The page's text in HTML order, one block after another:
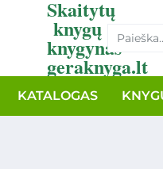
Skaitytų
knygų
knygynas
geraknyga.lt
KATALOGAS